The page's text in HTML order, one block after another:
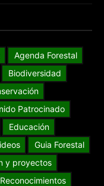
Agenda Forestal
Biodiversidad
Patrocinado
Educación
Guia Forestal
y proyectos